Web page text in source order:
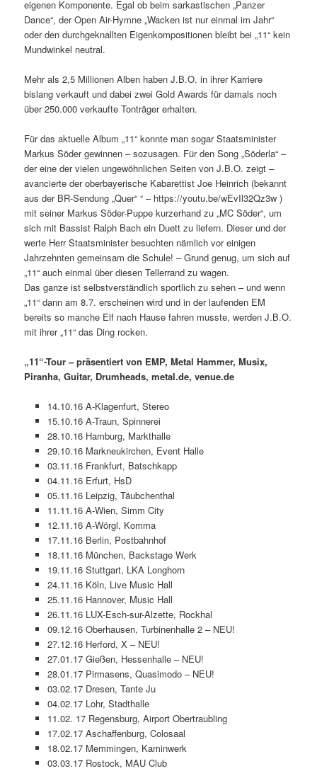
eigenen Komponente. Egal ob beim sarkastischen „Panzer
Dance“, der Open Air-Hymne „Wacken ist nur einmal im Jahr“
oder den durchgeknallten Eigenkompositionen bleibt bei „11“ kein
Mundwinkel neutral.
Mehr als 2,5 Millionen Alben haben J.B.O. in ihrer Karriere
bislang verkauft und dabei zwei Gold Awards für damals noch
über 250.000 verkaufte Tonträger erhalten.
Für das aktuelle Album „11“ konnte man sogar Staatsminister
Markus Söder gewinnen – sozusagen. Für den Song „Söderla“ –
der eine der vielen ungewöhnlichen Seiten von J.B.O. zeigt –
avancierte der oberbayerische Kabarettist Joe Heinrich (bekannt
aus der BR-Sendung „Quer“ “ – https://youtu.be/wEvIl32Qz3w )
mit seiner Markus Söder-Puppe kurzerhand zu „MC Söder“, um
sich mit Bassist Ralph Bach ein Duett zu liefern. Dieser und der
werte Herr Staatsminister besuchten nämlich vor einigen
Jahrzehnten gemeinsam die Schule! – Grund genug, um sich auf
„11“ auch einmal über diesen Tellerrand zu wagen.
Das ganze ist selbstverständlich sportlich zu sehen – und wenn
„11“ dann am 8.7. erscheinen wird und in der laufenden EM
bereits so manche Elf nach Hause fahren musste, werden J.B.O.
mit ihrer „11“ das Ding rocken.
„11“-Tour – präsentiert von EMP, Metal Hammer, Musix,
Piranha, Guitar, Drumheads, metal.de, venue.de
14.10.16 A-Klagenfurt, Stereo
15.10.16 A-Traun, Spinnerei
28.10.16 Hamburg, Markthalle
29.10.16 Markneukirchen, Event Halle
03.11.16 Frankfurt, Batschkapp
04.11.16 Erfurt, HsD
05.11.16 Leipzig, Täubchenthal
11.11.16 A-Wien, Simm City
12.11.16 A-Wörgl, Komma
17.11.16 Berlin, Postbahnhof
18.11.16 München, Backstage Werk
19.11.16 Stuttgart, LKA Longhorn
24.11.16 Köln, Live Music Hall
25.11.16 Hannover, Music Hall
26.11.16 LUX-Esch-sur-Alzette, Rockhal
09.12.16 Oberhausen, Turbinenhalle 2 – NEU!
27.12.16 Herford, X – NEU!
27.01.17 Gießen, Hessenhalle – NEU!
28.01.17 Pirmasens, Quasimodo – NEU!
03.02.17 Dresen, Tante Ju
04.02.17 Lohr, Stadthalle
11.02. 17 Regensburg, Airport Obertraubling
17.02.17 Aschaffenburg, Colosaal
18.02.17 Memmingen, Kaminwerk
03.03.17 Rostock, MAU Club